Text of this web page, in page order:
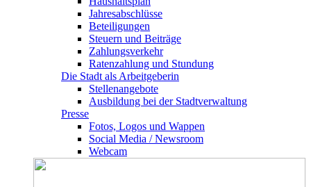
Jahresabschlüsse
Beteiligungen
Steuern und Beiträge
Zahlungsverkehr
Ratenzahlung und Stundung
Die Stadt als Arbeitgeberin
Stellenangebote
Ausbildung bei der Stadtverwaltung
Presse
Fotos, Logos und Wappen
Social Media / Newsroom
Webcam